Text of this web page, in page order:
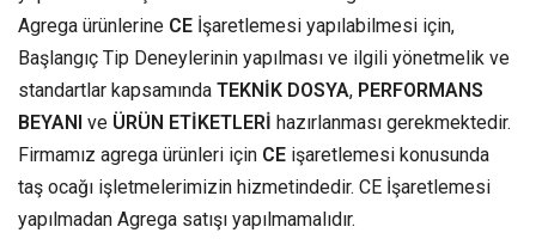
Agrega ürünlerine CE İşaretlemesi yapılabilmesi için,
Başlangıç Tip Deneylerinin yapılması ve ilgili yönetmelik ve
standartlar kapsamında TEKNİK DOSYA, PERFORMANS
BEYANI ve ÜRÜN ETİKETLERİ hazırlanması gerekmektedir.
Firmamız agrega ürünleri için CE işaretlemesi konusunda
taş ocağı işletmelerimizin hizmetindedir. CE İşaretlemesi
yapılmadan Agrega satışı yapılmamalıdır.